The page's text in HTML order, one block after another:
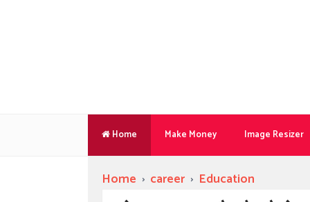
Home Make Money Image Resizer
Home › career › Education